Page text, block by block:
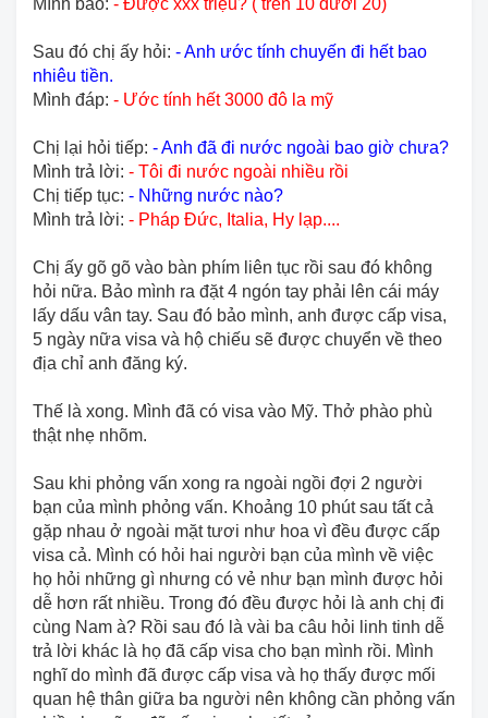
Sau đó chị ấy hỏi: - Anh ước tính chuyến đi hết bao
nhiêu tiền.
Mình đáp: - Ước tính hết 3000 đô la mỹ
Chị lại hỏi tiếp: - Anh đã đi nước ngoài bao giờ chưa?
Mình trả lời: - Tôi đi nước ngoài nhiều rồi
Chị tiếp tục: - Những nước nào?
Mình trả lời: - Pháp Đức, Italia, Hy lạp....
Chị ấy gõ gõ vào bàn phím liên tục rồi sau đó không
hỏi nữa. Bảo mình ra đặt 4 ngón tay phải lên cái máy
lấy dấu vân tay. Sau đó bảo mình, anh được cấp visa,
5 ngày nữa visa và hộ chiếu sẽ được chuyển về theo
địa chỉ anh đăng ký.
Thế là xong. Mình đã có visa vào Mỹ. Thở phào phù
thật nhẹ nhõm.
Sau khi phỏng vấn xong ra ngoài ngồi đợi 2 người
bạn của mình phỏng vấn. Khoảng 10 phút sau tất cả
gặp nhau ở ngoài mặt tươi như hoa vì đều được cấp
visa cả. Mình có hỏi hai người bạn của mình về việc
họ hỏi những gì nhưng có vẻ như bạn mình được hỏi
dễ hơn rất nhiều. Trong đó đều được hỏi là anh chị đi
cùng Nam à? Rồi sau đó là vài ba câu hỏi linh tinh dễ
trả lời khác là họ đã cấp visa cho bạn mình rồi. Mình
nghĩ do mình đã được cấp visa và họ thấy được mối
quan hệ thân giữa ba người nên không cần phỏng vấn